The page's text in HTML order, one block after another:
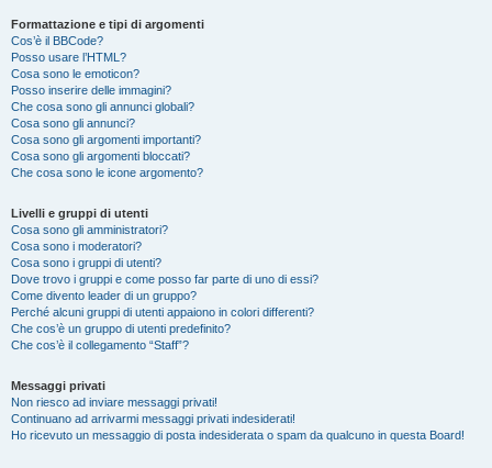
Formattazione e tipi di argomenti
Cos’è il BBCode?
Posso usare l’HTML?
Cosa sono le emoticon?
Posso inserire delle immagini?
Che cosa sono gli annunci globali?
Cosa sono gli annunci?
Cosa sono gli argomenti importanti?
Cosa sono gli argomenti bloccati?
Che cosa sono le icone argomento?
Livelli e gruppi di utenti
Cosa sono gli amministratori?
Cosa sono i moderatori?
Cosa sono i gruppi di utenti?
Dove trovo i gruppi e come posso far parte di uno di essi?
Come divento leader di un gruppo?
Perché alcuni gruppi di utenti appaiono in colori differenti?
Che cos’è un gruppo di utenti predefinito?
Che cos’è il collegamento “Staff”?
Messaggi privati
Non riesco ad inviare messaggi privati!
Continuano ad arrivarmi messaggi privati indesiderati!
Ho ricevuto un messaggio di posta indesiderata o spam da qualcuno in questa Board!